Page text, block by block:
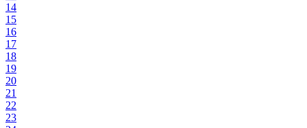
14
15
16
17
18
19
20
21
22
23